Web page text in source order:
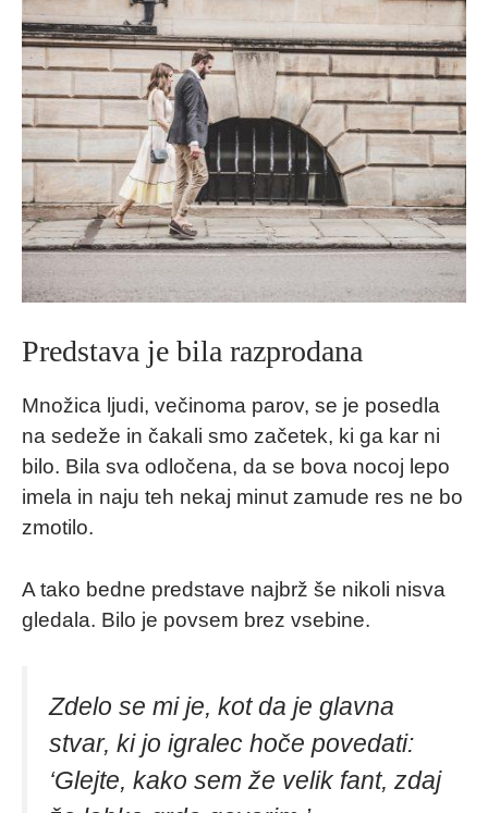
Predstava je bila razprodana
Množica ljudi, večinoma parov, se je posedla
na sedeže in čakali smo začetek, ki ga kar ni
bilo. Bila sva odločena, da se bova nocoj lepo
imela in naju teh nekaj minut zamude res ne bo
zmotilo.
A tako bedne predstave najbrž še nikoli nisva
gledala. Bilo je povsem brez vsebine.
Zdelo se mi je, kot da je glavna
stvar, ki jo igralec hoče povedati:
‘Glejte, kako sem že velik fant, zdaj